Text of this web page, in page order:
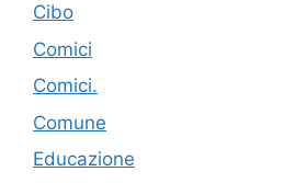
Cibo
Comici
Comici.
Comune
Educazione